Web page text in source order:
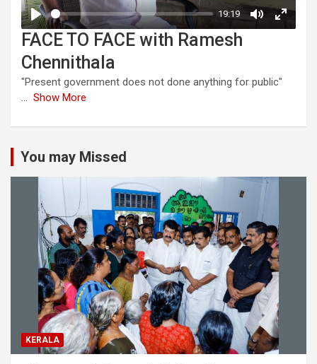
FACE TO FACE with Ramesh
Chennithala
"Present government does not done anything for public"
... Show More
You may Missed
KERALA